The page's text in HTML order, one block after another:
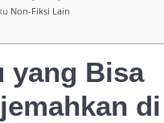
Non-Fiksi Lain
yang Bisa
di